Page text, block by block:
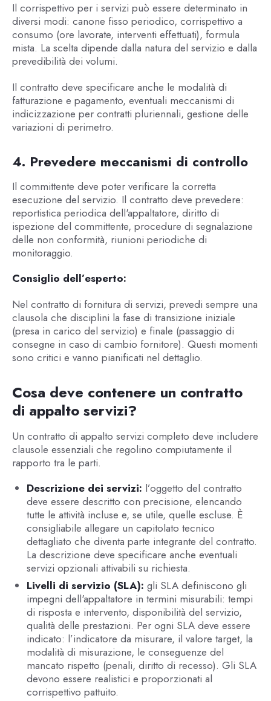
Il corrispettivo per i servizi può essere determinato in
diversi modi: canone fisso periodico, corrispettivo a
consumo (ore lavorate, interventi effettuati), formula
mista. La scelta dipende dalla natura del servizio e dalla
prevedibilità dei volumi.
Il contratto deve specificare anche le modalità di
fatturazione e pagamento, eventuali meccanismi di
indicizzazione per contratti pluriennali, gestione delle
variazioni di perimetro.
4. Prevedere meccanismi di controllo
Il committente deve poter verificare la corretta
esecuzione del servizio. Il contratto deve prevedere:
reportistica periodica dell'appaltatore, diritto di
ispezione del committente, procedure di segnalazione
delle non conformità, riunioni periodiche di
monitoraggio.
Consiglio dell’esperto:
Nel contratto di fornitura di servizi, prevedi sempre una
clausola che disciplini la fase di transizione iniziale
(presa in carico del servizio) e finale (passaggio di
consegne in caso di cambio fornitore). Questi momenti
sono critici e vanno pianificati nel dettaglio.
Cosa deve contenere un contratto
di appalto servizi?
Un contratto di appalto servizi completo deve includere
clausole essenziali che regolino compiutamente il
rapporto tra le parti.
Descrizione dei servizi: l’oggetto del contratto
deve essere descritto con precisione, elencando
tutte le attività incluse e, se utile, quelle escluse. È
consigliabile allegare un capitolato tecnico
dettagliato che diventa parte integrante del contratto.
La descrizione deve specificare anche eventuali
servizi opzionali attivabili su richiesta.
Livelli di servizio (SLA): gli SLA definiscono gli
impegni dell'appaltatore in termini misurabili: tempi
di risposta e intervento, disponibilità del servizio,
qualità delle prestazioni. Per ogni SLA deve essere
indicato: l’indicatore da misurare, il valore target, la
modalità di misurazione, le conseguenze del
mancato rispetto (penali, diritto di recesso). Gli SLA
devono essere realistici e proporzionati al
corrispettivo pattuito.